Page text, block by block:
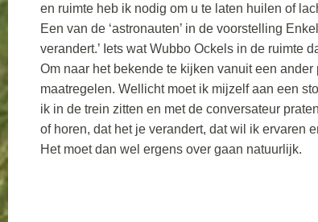
en ruimte heb ik nodig om u te laten huilen of
Een van de ‘astronauten’ in de voorstelling
verandert.’ Iets wat Wubbo Ockels in de ruimte
Om naar het bekende te kijken vanuit een
maatregelen. Wellicht moet ik mijzelf aan een
ik in de trein zitten en met de conversateur
of horen, dat het je verandert, dat wil ik ervaren
Het moet dan wel ergens over gaan natuurlijk.